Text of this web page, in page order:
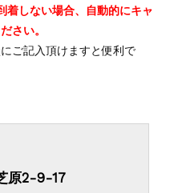
着しない場合、自動的にキャ
さい。
ご記入頂けますと便利で
原2-9-17